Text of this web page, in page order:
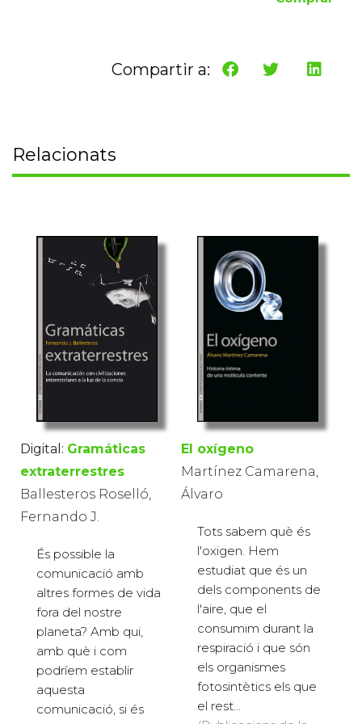
Compartir a:
Relacionats
Digital: Gramáticas
extraterrestres
Ballesteros Roselló,
Fernando J.
És possible la
comunicació amb
altres formes de vida
fora del nostre
planeta? Amb qui,
amb què i com
podríem establir
aquesta
comunicació, si és
El oxígeno
Martínez Camarena,
Álvaro
Tots sabem què és
l'oxigen. Hem
estudiat que és un
dels components de
l'aire, que el
consumim durant la
respiració i que són
els organismes
fotosintètics els que
el rest...